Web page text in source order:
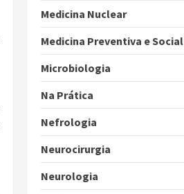
Medicina Nuclear
Medicina Preventiva e Social
Microbiologia
Na Prática
Nefrologia
Neurocirurgia
Neurologia